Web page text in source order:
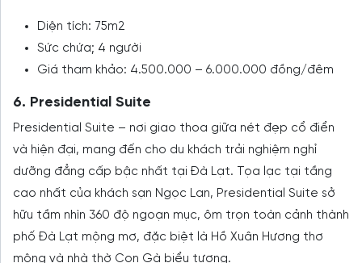
Diện tích: 75m2
Sức chứa; 4 người
Giá tham khảo: 4.500.000 – 6.000.000 đồng/đêm
6. Presidential Suite
Presidential Suite – nơi giao thoa giữa nét đẹp cổ điển
và hiện đại, mang đến cho du khách trải nghiệm nghỉ
dưỡng đẳng cấp bậc nhất tại Đà Lạt. Tọa lạc tại tầng
cao nhất của khách sạn Ngọc Lan, Presidential Suite sở
hữu tầm nhìn 360 độ ngoạn mục, ôm trọn toàn cảnh thành
phố Đà Lạt mộng mơ, đặc biệt là Hồ Xuân Hương thơ
mộng và nhà thờ Con Gà biểu tượng.